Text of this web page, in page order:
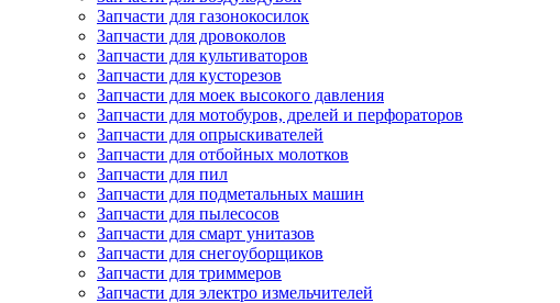
Запчасти для газонокосилок
Запчасти для дровоколов
Запчасти для культиваторов
Запчасти для кусторезов
Запчасти для моек высокого давления
Запчасти для мотобуров, дрелей и перфораторов
Запчасти для опрыскивателей
Запчасти для отбойных молотков
Запчасти для пил
Запчасти для подметальных машин
Запчасти для пылесосов
Запчасти для смарт унитазов
Запчасти для снегоуборщиков
Запчасти для триммеров
Запчасти для электро измельчителей